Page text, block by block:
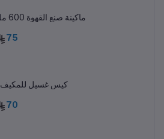
ماكينة صنع القهوة 600 مل
75
• كيس غسيل للمكيف
70